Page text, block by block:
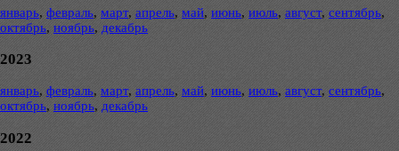
январь, февраль, март, апрель, май, июнь, июль, август, сентябрь,
октябрь, ноябрь, декабрь
2023
январь, февраль, март, апрель, май, июнь, июль, август, сентябрь,
октябрь, ноябрь, декабрь
2022